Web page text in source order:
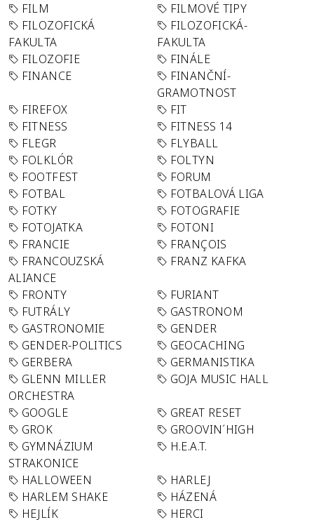
FILM
FILMOVÉ TIPY
FILOZOFICKÁ
FAKULTA
FILOZOFICKÁ-
FAKULTA
FILOZOFIE
FINÁLE
FINANCE
FINANČNÍ-
GRAMOTNOST
FIREFOX
FIT
FITNESS
FITNESS 14
FLEGR
FLYBALL
FOLKLÓR
FOLTYN
FOOTFEST
FORUM
FOTBAL
FOTBALOVÁ LIGA
FOTKY
FOTOGRAFIE
FOTOJATKA
FOTONI
FRANCIE
FRANÇOIS
FRANCOUZSKÁ
ALIANCE
FRANZ KAFKA
FRONTY
FURIANT
FUTRÁLY
GASTRONOM
GASTRONOMIE
GENDER
GENDER-POLITICS
GEOCACHING
GERBERA
GERMANISTIKA
GLENN MILLER
ORCHESTRA
GOJA MUSIC HALL
GOOGLE
GREAT RESET
GROK
GROOVIN´HIGH
GYMNÁZIUM
STRAKONICE
H.E.A.T.
HALLOWEEN
HARLEJ
HARLEM SHAKE
HÁZENÁ
HEJLÍK
HERCI